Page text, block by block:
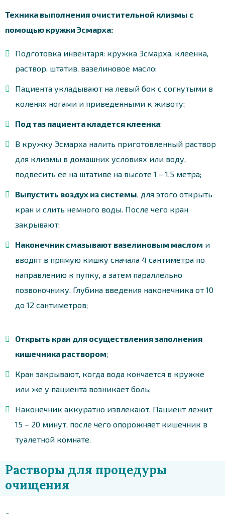
Техника выполнения очистительной клизмы с
помощью кружки Эсмарха:
Подготовка инвентаря: кружка Эсмарха, клеенка,
раствор, штатив, вазелиновое масло;
Пациента укладывают на левый бок с согнутыми в
коленях ногами и приведенными к животу;
Под таз пациента кладется клеенка;
В кружку Эсмарха налить приготовленный раствор
для клизмы в домашних условиях или воду,
подвесить ее на штативе на высоте 1 – 1,5 метра;
Выпустить воздух из системы, для этого открыть
кран и слить немного воды. После чего кран
закрывают;
Наконечник смазывают вазелиновым маслом и
вводят в прямую кишку сначала 4 сантиметра по
направлению к пупку, а затем параллельно
позвоночнику. Глубина введения наконечника от 10
до 12 сантиметров;
Открыть кран для осуществления заполнения
кишечника раствором;
Кран закрывают, когда вода кончается в кружке
или же у пациента возникает боль;
Наконечник аккуратно извлекают. Пациент лежит
15 – 20 минут, после чего опорожняет кишечник в
туалетной комнате.
Растворы для процедуры
очищения